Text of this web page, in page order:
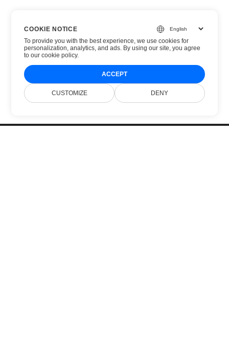
COOKIE NOTICE
To provide you with the best experience, we use cookies for
personalization, analytics, and ads. By using our site, you agree
toour cookie policy.
ACCEPT
CUSTOMIZE DENY